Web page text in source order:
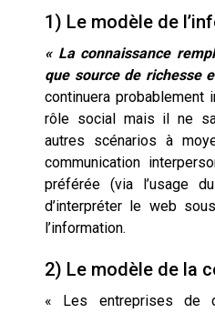
1) Le modèle de
« La connaissance
que source de richesse
continuera probablement
rôle social mais il ne
autres scénarios à
communication
préférée (via l’usage
d’interpréter le web
l’information.
2) Le modèle de la
« Les entreprises de